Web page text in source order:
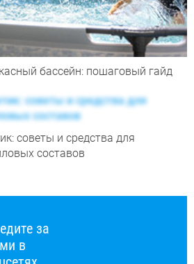
бассейн: пошаговый гайд
советы и средства для
составов
за
в